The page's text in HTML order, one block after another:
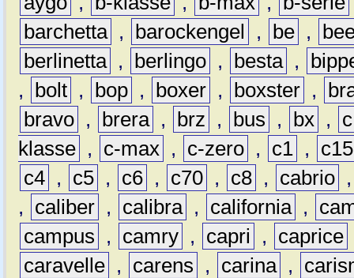
barchetta , barockengel , be ,
berlinetta , berlingo , besta ,
,
bolt , bop , boxer , boxster ,
bravo , brera , brz , bus , bx ,
c
klasse , c-max , c-zero , c1 ,
c15
c4 , c5 , c6 , c70 , c8 , cabrio
,
caliber , calibra , california ,
campus
, camry , capri , caprice
caravelle , carens , carina ,